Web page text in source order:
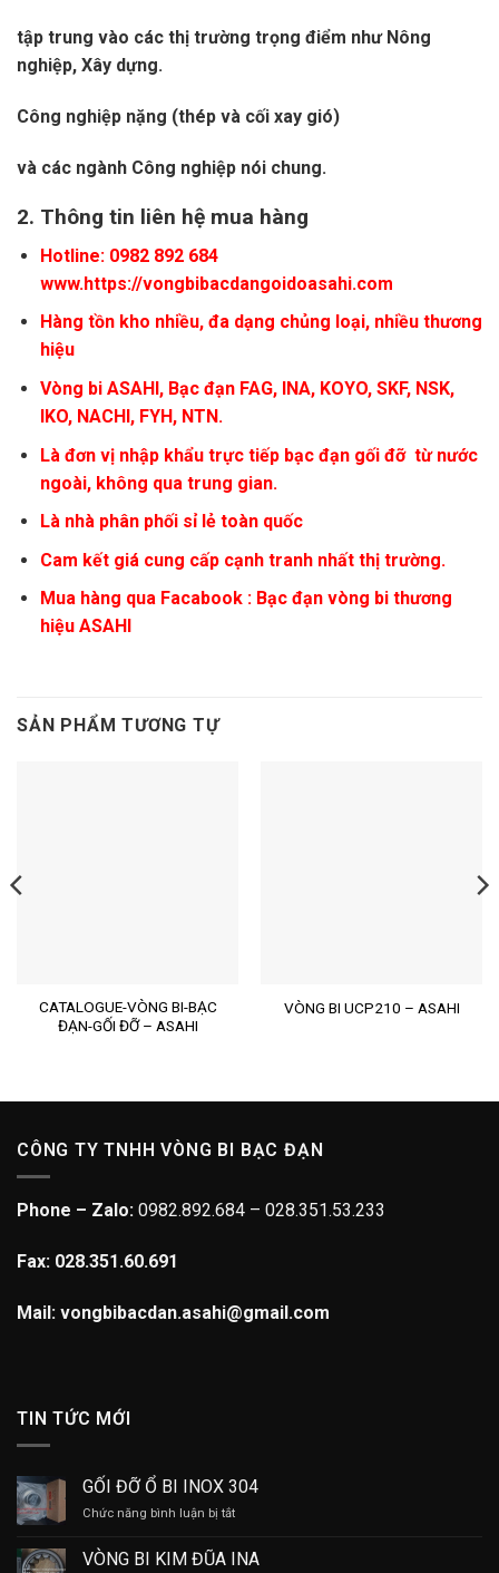
tập trung vào các thị trường trọng điểm như Nông
nghiệp, Xây dựng.
Công nghiệp nặng (thép và cối xay gió)
và các ngành Công nghiệp nói chung.
2. Thông tin liên hệ mua hàng
Hotline: 0982 892 684
www.https://vongbibacdangoidoasahi.com
Hàng tồn kho nhiều, đa dạng chủng loại, nhiều thương
hiệu
Vòng bi ASAHI, Bạc đạn FAG, INA, KOYO, SKF, NSK,
IKO, NACHI, FYH, NTN.
Là đơn vị nhập khẩu trực tiếp bạc đạn gối đỡ từ nước
ngoài, không qua trung gian.
Là nhà phân phối sỉ lẻ toàn quốc
Cam kết giá cung cấp cạnh tranh nhất thị trường.
Mua hàng qua Facabook : Bạc đạn vòng bi thương
hiệu ASAHI
SẢN PHẨM TƯƠNG TỰ
CATALOGUE-VÒNG BI-BẠC
ĐẠN-GỐI ĐỠ – ASAHI
VÒNG BI UCP210 – ASAHI
CÔNG TY TNHH VÒNG BI BẠC ĐẠN
Phone – Zalo: 0982.892.684 – 028.351.53.233
Fax: 028.351.60.691
Mail: vongbibacdan.asahi@gmail.com
TIN TỨC MỚI
GỐI ĐỠ Ổ BI INOX 304
Chức năng bình luận bị tắtở
ĐỠ
Ổ
VÒNG BI KIM ĐŨA INA